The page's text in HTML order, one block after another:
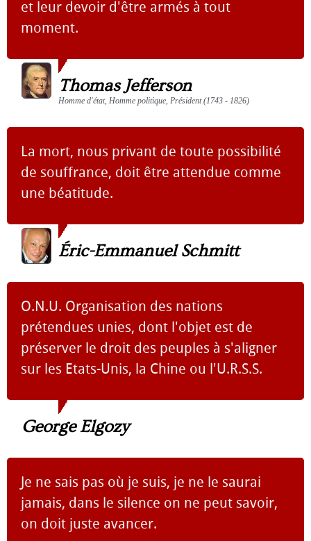
et leur devoir d'être armés à tout
moment.
Thomas Jefferson
Homme d'état, Homme politique, Président (1743 - 1826)
La mort, nous privant de toute possibilité
de souffrance, doit être attendue comme
une béatitude.
Éric-Emmanuel Schmitt
O.N.U. Organisation des nations
prétendues unies, dont l'objet est de
préserver le droit des peuples à s'aligner
sur les Etats-Unis, la Chine ou l'U.R.S.S.
George Elgozy
Je ne sais pas où je suis, je ne le saurai
jamais, dans le silence on ne peut savoir,
on doit juste avancer.